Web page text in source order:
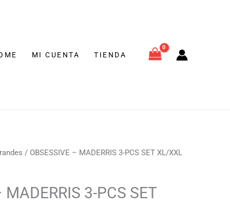
MI CUENTA TIENDA
/ OBSESSIVE – MADERRIS 3-PCS SET XL/XXL
MADERRIS 3-PCS SET